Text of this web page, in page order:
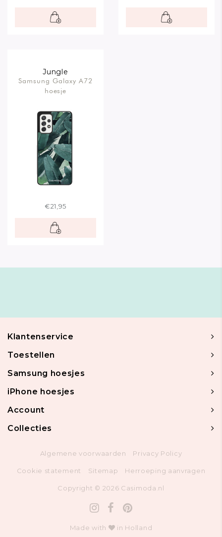
Jungle
Samsung Galaxy A72
hoesje
€21,95
Klantenservice
Toestellen
Samsung hoesjes
iPhone hoesjes
Account
Collecties
Algemene voorwaarden Privacy Policy
Cookie statement Sitemap Herroeping aanvragen
Copyright © 2026 Casimoda.nl
Made with in Holland